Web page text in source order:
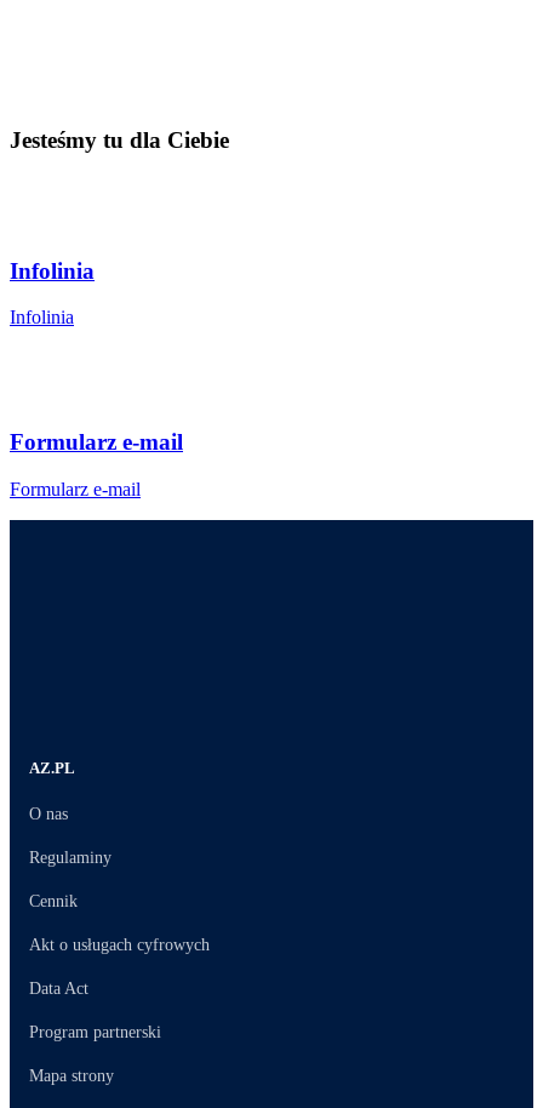
Jesteśmy tu dla Ciebie
Infolinia
Infolinia
Formularz e-mail
Formularz e-mail
AZ.PL
O nas
Regulaminy
Cennik
Akt o usługach cyfrowych
Data Act
Program partnerski
Mapa strony